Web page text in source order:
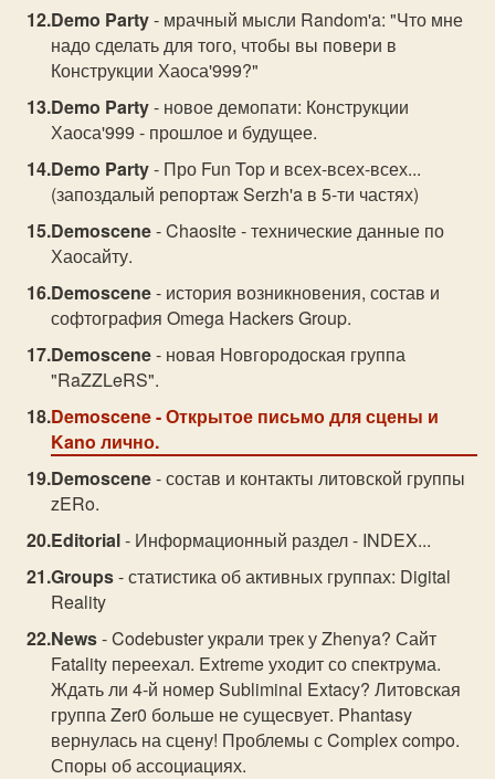
Demo Party- мрачный мысли Random'a: "Что мне
надо сделать для того, чтобы вы повери в
Конструкции Хаоса'999?"
Demo Party- новое демопати: Конструкции
Хаоса'999 - прошлое и будущее.
Demo Party- Про Fun Top и всех-всех-всех...
(запоздалый репортаж Serzh'a в 5-ти частях)
Demoscene- Chaosite - технические данные по
Хаосайту.
Demoscene- история возникновения, состав и
софтография Omega Hackers Group.
Demoscene- новая Новгородоская группа
"RaZZLeRS".
Demoscene- Открытое письмо для сцены и
Kano лично.
Demoscene- состав и контакты литовской группы
zERo.
Editorial- Информационный раздел - INDEX...
Groups- статистика об активных группах: Digital
Reality
News- Codebuster украли трек у Zhenya? Сайт
Fatality переехал. Extreme уходит со спектрума.
Ждать ли 4-й номер Subliminal Extacy? Литовская
группа Zer0 больше не сущесвует. Phantasy
вернулась на сцену! Проблемы с Complex compo.
Споры об ассоциациях.